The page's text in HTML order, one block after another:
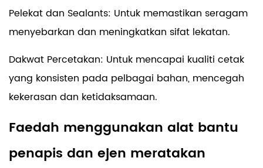
Pelekat dan Sealants: Untuk memastikan seragam
menyebarkan dan meningkatkan sifat lekatan.
Dakwat Percetakan: Untuk mencapai kualiti cetak
yang konsisten pada pelbagai bahan, mencegah
kekerasan dan ketidaksamaan.
Faedah menggunakan alat bantu
penapis dan ejen meratakan